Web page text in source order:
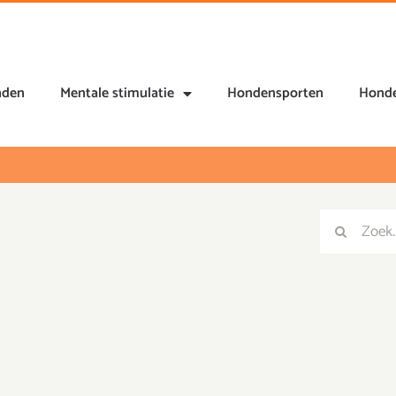
Mentale stimulatie Hondensporten
ZoekenZoeken